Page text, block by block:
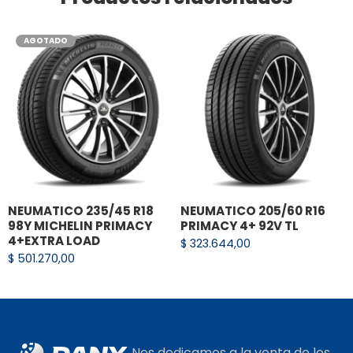
TRACCIÓN TODO TERRENO
Laminillas 3D profundas y autobloqueantes /
Ranuras para lodo.
Desarrollados para aumentar el
desempeño de tracción en lodo y nieve.
AGOTADO
NEUMATICO 235/45 R18
98Y MICHELIN PRIMACY
4+EXTRA LOAD
$ 501.270,00
NEUMATICO 205/60 R16
PRIMACY 4+ 92V TL
$ 323.644,00